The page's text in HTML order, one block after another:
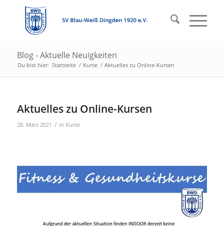
Blog - Aktuelle Neuigkeiten
Du bist hier: Startseite / Kurse / Aktuelles zu Online-Kursen
Aktuelles zu Online-Kursen
28. März 2021 / in Kurse